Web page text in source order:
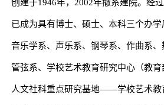
创建于1946年， 2002年撤系建院。经
已成为具有博士、硕士、本科三个办学
音乐学系、声乐系、钢琴系、作曲系、
管弦系、学校艺术教育研究中心（教
人文社科重点研究基地——学校艺术教